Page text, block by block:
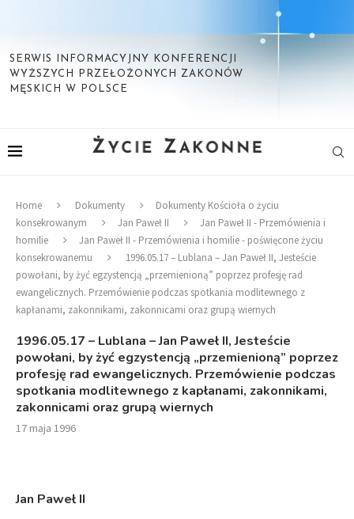
SERWIS INFORMACYJNY KONFERENCJI
WYŻSZYCH PRZEŁOŻONYCH ZAKONÓW
MĘSKICH W POLSCE
Home Dokumenty
Dokumenty Kościoła o życiu
konsekrowanym
Jan Paweł II
Jan Paweł II - Przemówienia i
homilie
Jan Paweł II - Przemówienia i homilie - poświęcone życiu
konsekrowanemu
1996.05.17 – Lublana – Jan Paweł II, Jesteście
powołani, by żyć egzystencją „przemienioną” poprzez profesję rad
ewangelicznych. Przemówienie podczas spotkania modlitewnego z
kapłanami, zakonnikami, zakonnicami oraz grupą wiernych
1996.05.17 – Lublana – Jan Paweł II, Jesteście
powołani, by żyć egzystencją „przemienioną” poprzez
profesję rad ewangelicznych. Przemówienie podczas
spotkania modlitewnego z kapłanami, zakonnikami,
zakonnicami oraz grupą wiernych
17 maja 1996
Jan Paweł II